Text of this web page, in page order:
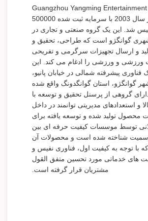
Guangzhou Yangming
Co., Ltd. در سال 2003 با سرمایه ثبت شده 500000
شد. این یک گروه صنعتی و تجاری در
گوانگژو است که طراحی، تحقیق و
و ارسال تجهیزات سرگرمی و تفریحی
ورزشی و ورزشی را ادغام می کند. این
پیشرفته شمالی در خیابان پانیو،
گوانگژو، استان گوانگدونگ واقع شده
گروهی از پرسنل تحقیق و توسعه با
و استعدادهای مدیریتی توانمند در داخل
محصول تولید شده و توسعه یافته برای
توسط موسسات کیفیت حرفه ای بین
رسمیت شناخته شده است و محصولات آن
توجه به کیفیت اول، فناوری نفیس و
های خدماتی مورد تحسین متفق القول
مشتریان قرار گرفته است.